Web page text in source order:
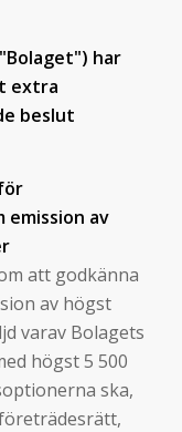
har
extra
beslut
av
att godkänna
av högst
varav Bolagets
högst 5 500
ska,